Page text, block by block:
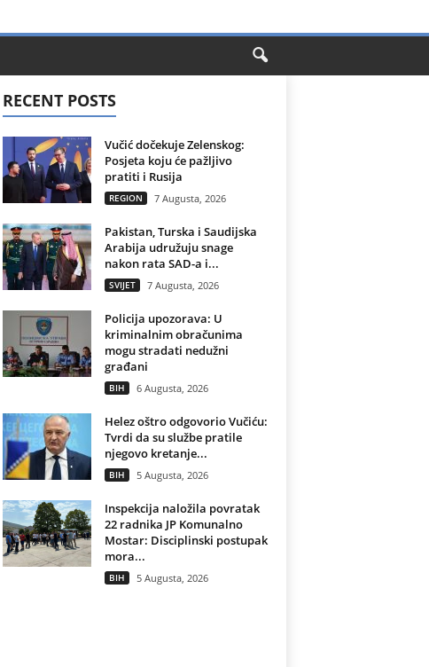
RECENT POSTS
Vučić dočekuje Zelenskog:
Posjeta koju će pažljivo
pratiti i Rusija
REGION 7 Augusta, 2026
Pakistan, Turska i Saudijska
Arabija udružuju snage
nakon rata SAD-a i...
SVIJET 7 Augusta, 2026
Policija upozorava: U
kriminalnim obračunima
mogu stradati nedužni
građani
BIH 6 Augusta, 2026
Helez oštro odgovorio Vučiću:
Tvrdi da su službe pratile
njegovo kretanje...
BIH 5 Augusta, 2026
Inspekcija naložila povratak
22 radnika JP Komunalno
Mostar: Disciplinski postupak
mora...
BIH 5 Augusta, 2026